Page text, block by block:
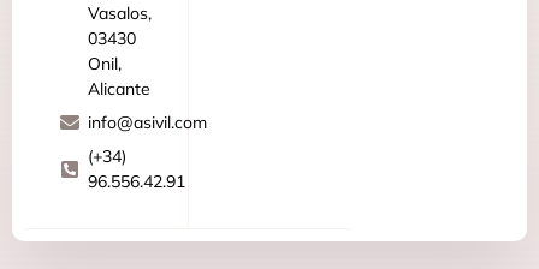
Vasalos,
03430
Onil,
Alicante
info@asivil.com
(+34)
96.556.42.91